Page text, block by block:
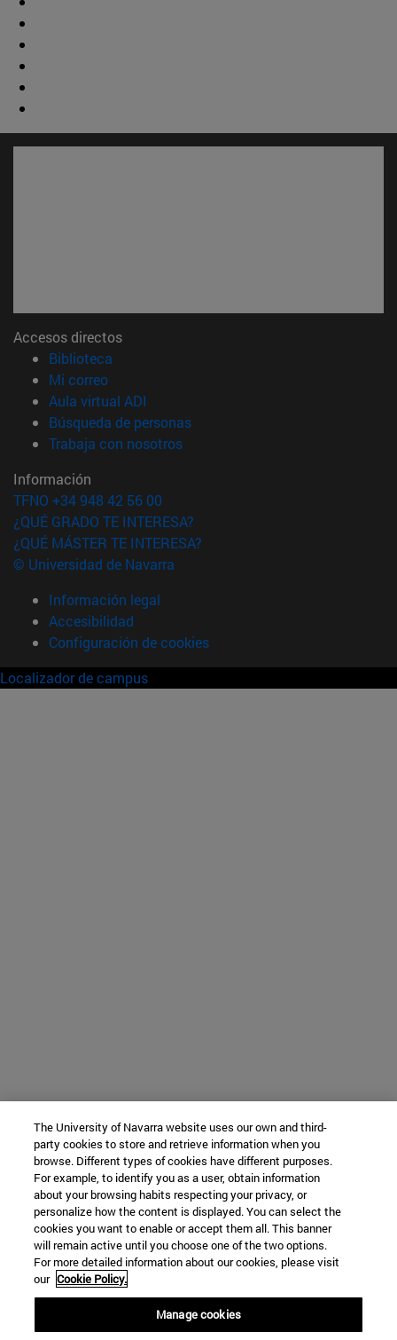
Accesos directos
Biblioteca
Mi correo(abre en nueva ventana)
Aula virtual ADI
Búsqueda de personas(abre en nueva ventana)
Trabaja con nosotros(abre en nueva ventana)
Información
TFNO +34 948 42 56 00
¿QUÉ GRADO TE INTERESA?
¿QUÉ MÁSTER TE INTERESA?
© Universidad de Navarra
Información legal
Accesibilidad
Configuración de cookies
Localizador de campus
The University of Navarra website uses our own and third-
party cookies to store and retrieve information when you
browse. Different types of cookies have different purposes.
For example, to identify you as a user, obtain information
about your browsing habits respecting your privacy, or
personalize how the content is displayed. You can select the
cookies you want to enable or accept them all. This banner
will remain active until you choose one of the two options.
For more detailed information about our cookies, please visit
our Cookie Policy.
Manage cookies